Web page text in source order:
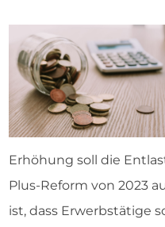
Erhöhung soll die
Plus-Reform von 2023
ist, dass Erwerbstätige